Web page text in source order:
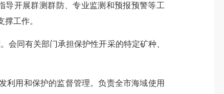
开展群测群防、专业监测和预报预警等工
工作。
同有关部门承担保护性开采的特定矿种、
用和保护的监督管理。负责全市海域使用